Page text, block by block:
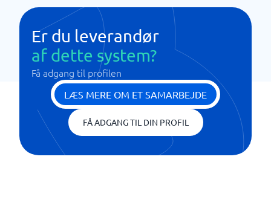
Er du leverandør
af dette system?
Få adgang til profilen
LÆS MERE OM ET SAMARBEJDE
FÅ ADGANG TIL DIN PROFIL